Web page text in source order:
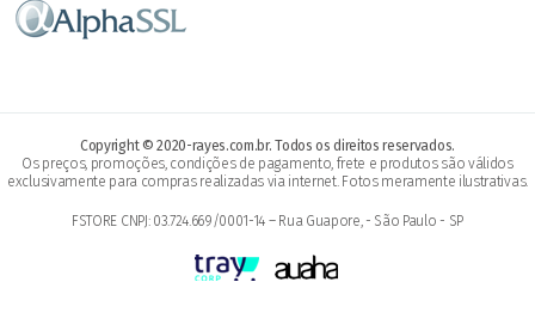
Copyright © 2020-rayes.com.br. Todos os direitos reservados.
Os preços, promoções, condições de pagamento, frete e produtos são válidos
exclusivamente para compras realizadas via internet. Fotos meramente ilustrativas.
FSTORE CNPJ: 03.724.669/0001-14 – Rua Guapore, - São Paulo - SP